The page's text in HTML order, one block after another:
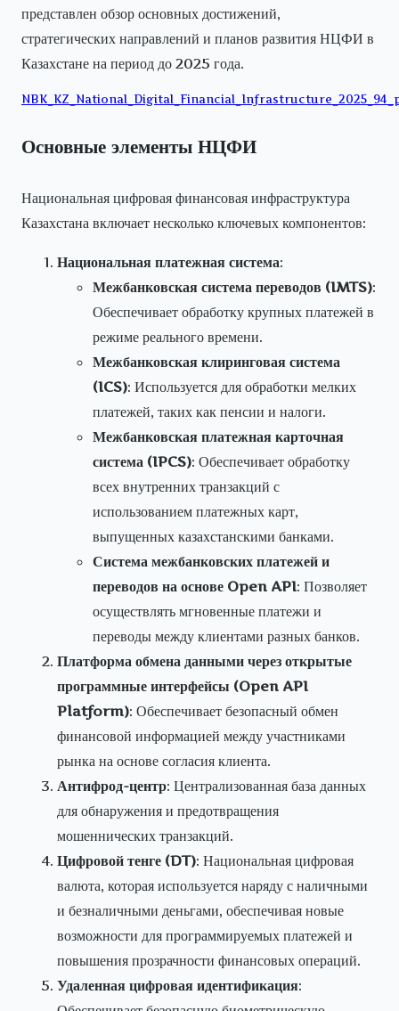
представлен обзор основных достижений,
стратегических направлений и планов развития НЦФИ в
Казахстане на период до 2025 года.
Основные элементы НЦФИ
Национальная цифровая финансовая инфраструктура
Казахстана включает несколько ключевых компонентов:
Национальная платежная система:
Межбанковская система переводов (IMTS):
Обеспечивает обработку крупных платежей в
режиме реального времени.
Межбанковская клиринговая система
(ICS): Используется для обработки мелких
платежей, таких как пенсии и налоги.
Межбанковская платежная карточная
система (IPCS): Обеспечивает обработку
всех внутренних транзакций с
использованием платежных карт,
выпущенных казахстанскими банками.
Система межбанковских платежей и
переводов на основе Open API: Позволяет
осуществлять мгновенные платежи и
переводы между клиентами разных банков.
Платформа обмена данными через открытые
программные интерфейсы (Open API
Platform): Обеспечивает безопасный обмен
финансовой информацией между участниками
рынка на основе согласия клиента.
Антифрод-центр: Централизованная база данных
для обнаружения и предотвращения
мошеннических транзакций.
Цифровой тенге (DT): Национальная цифровая
валюта, которая используется наряду с наличными
и безналичными деньгами, обеспечивая новые
возможности для программируемых платежей и
повышения прозрачности финансовых операций.
Удаленная цифровая идентификация: